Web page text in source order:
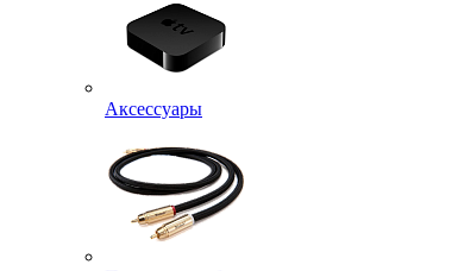
Аксессуары